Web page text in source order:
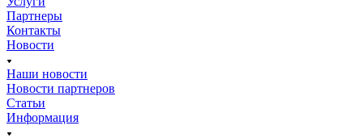
Партнеры
Контакты
Новости
Наши новости
Новости партнеров
Статьи
Информация